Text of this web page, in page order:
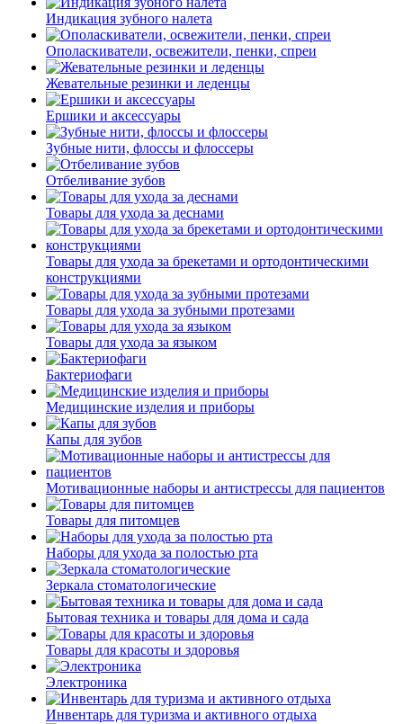
Индикация зубного налета
Ополаскиватели, освежители, пенки, спреи
Жевательные резинки и леденцы
Ершики и аксессуары
Зубные нити, флоссы и флоссеры
Отбеливание зубов
Товары для ухода за деснами
Товары для ухода за брекетами и ортодонтическими
конструкциями
Товары для ухода за зубными протезами
Товары для ухода за языком
Бактериофаги
Медицинские изделия и приборы
Капы для зубов
Мотивационные наборы и антистрессы для пациентов
Товары для питомцев
Наборы для ухода за полостью рта
Зеркала стоматологические
Бытовая техника и товары для дома и сада
Товары для красоты и здоровья
Электроника
Инвентарь для туризма и активного отдыха